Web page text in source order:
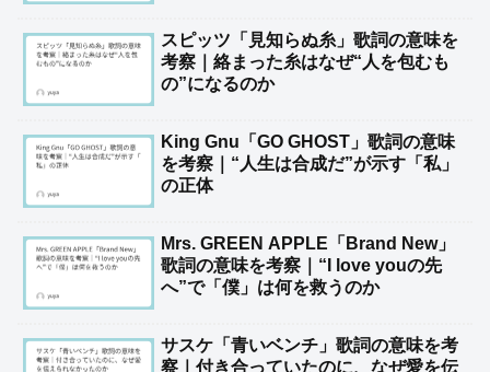
スピッツ「見知らぬ糸」歌詞の意味を
考察｜絡まった糸はなぜ“人を包むも
の”になるのか
King Gnu「GO GHOST」歌詞の意味
を考察｜“人生は合成だ”が示す「私」
の正体
Mrs. GREEN APPLE「Brand New」
歌詞の意味を考察｜“I love youの先
へ”で「僕」は何を救うのか
サスケ「青いベンチ」歌詞の意味を考
察｜付き合っていたのに、なぜ愛を伝